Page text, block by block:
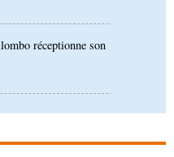
: les
publiée